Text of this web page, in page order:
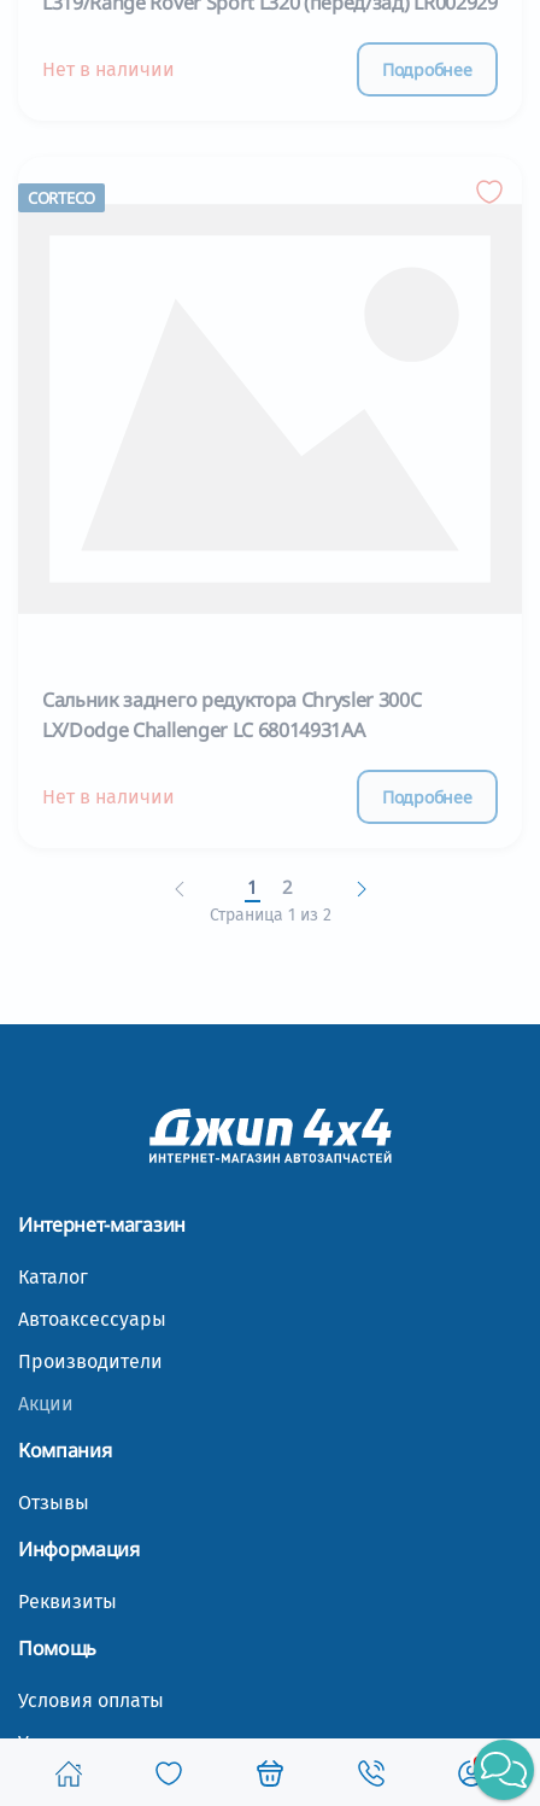
Нет в наличии Подробнее
CORTECO
Сальник заднего редуктора Chrysler 300C
LX/Dodge Challenger LC 68014931AA
Нет в наличии Подробнее
1 2
Страница 1 из 2
Интернет-магазин
Каталог
Автоаксессуары
Производители
Акции
Компания
Отзывы
Информация
Реквизиты
Помощь
Условия оплаты
Условия доставки
Гарантия на товар